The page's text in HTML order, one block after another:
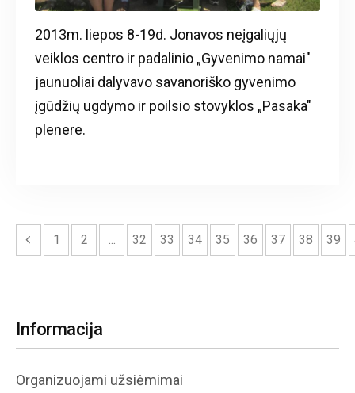
2013m. liepos 8-19d. Jonavos neįgaliųjų
veiklos centro ir padalinio „Gyvenimo namai"
jaunuoliai dalyvavo savanoriško gyvenimo
įgūdžių ugdymo ir poilsio stovyklos „Pasaka"
plenere.
Previous
1 2 ... 32 33 34 35 36 37 38 39
Informacija
Organizuojami užsiėmimai